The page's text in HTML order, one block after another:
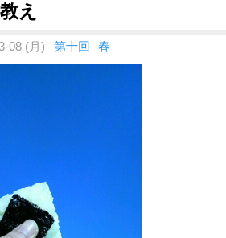
え
08 (月) 第十回 春